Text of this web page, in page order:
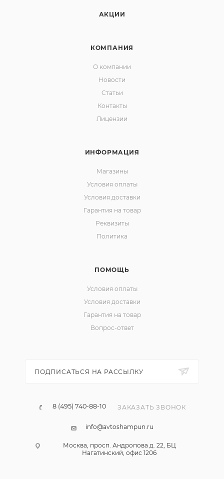
АКЦИИ
КОМПАНИЯ
О компании
Новости
Статьи
Контакты
Лицензии
ИНФОРМАЦИЯ
Магазины
Условия оплаты
Условия доставки
Гарантия на товар
Реквизиты
Политика
ПОМОЩЬ
Условия оплаты
Условия доставки
Гарантия на товар
Вопрос-ответ
ПОДПИСАТЬСЯ НА РАССЫЛКУ
8 (495) 740-88-10 ЗАКАЗАТЬ ЗВОНОК
info@avtoshampun.ru
Москва, просп. Андропова д. 22, БЦ
Нагатинский, офис 1206